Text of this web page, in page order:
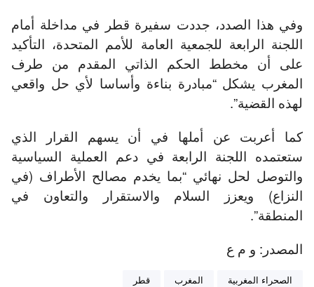
وفي هذا الصدد، جددت سفيرة قطر في مداخلة أمام
اللجنة الرابعة للجمعية العامة للأمم المتحدة، التأكيد
على أن مخطط الحكم الذاتي المقدم من طرف
المغرب يشكل “مبادرة بناءة وأساسا لأي حل واقعي
لهذه القضية”.
كما أعربت عن أملها في أن يسهم القرار الذي
ستعتمده اللجنة الرابعة في دعم العملية السياسية
والتوصل لحل نهائي “بما يخدم مصالح الأطراف (في
النزاع) ويعزز السلام والاستقرار والتعاون في
المنطقة”.
المصدر: و م ع
الصحراء المغربية المغرب قطر